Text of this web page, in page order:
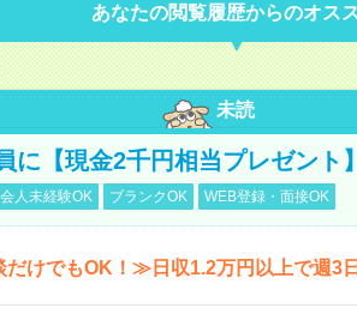
あなたの閲覧履歴からのオス
未読
に【現金2千円相当プレゼント
人未経験OK ブランクOK WEB登録・面接OK
けでもOK！≫日収1.2万円以上で週3